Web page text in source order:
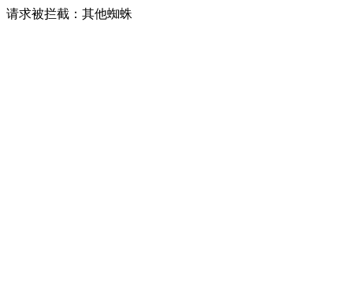
请求被拦截：其他蜘蛛